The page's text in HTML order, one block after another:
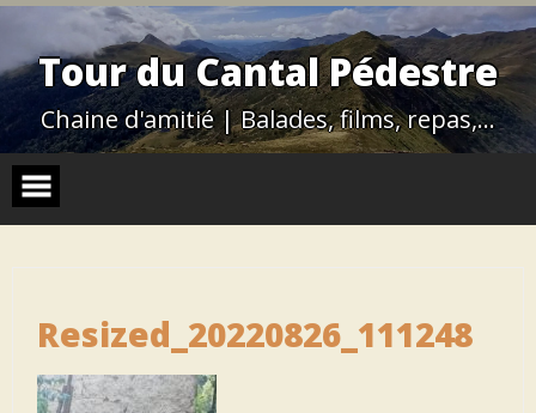
Skip
contentTour du Cantal Pédestre
Chaine d'amitié | Balades, films, repas,…
Resized_20220826_111248